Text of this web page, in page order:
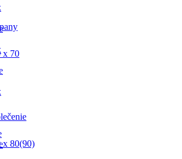
x 70
x 80(90)